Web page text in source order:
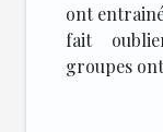
ont
fait
groupes